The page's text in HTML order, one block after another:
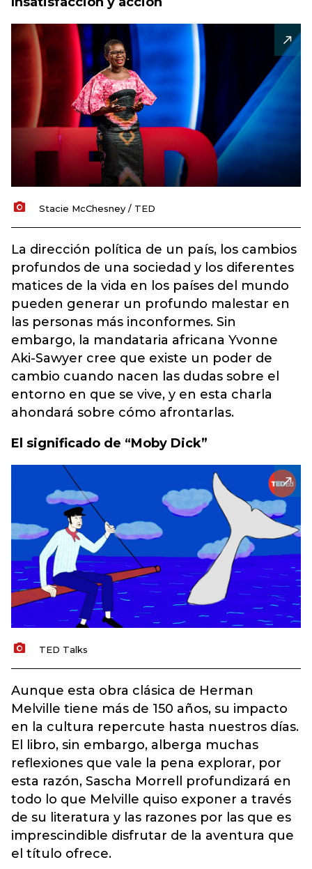
Stacie McChesney / TED
La dirección política de un país, los cambios
profundos de una sociedad y los diferentes
matices de la vida en los países del mundo
pueden generar un profundo malestar en
las personas más inconformes. Sin
embargo, la mandataria africana Yvonne
Aki-Sawyer cree que existe un poder de
cambio cuando nacen las dudas sobre el
entorno en que se vive, y en esta charla
ahondará sobre cómo afrontarlas.
El significado de “Moby Dick”
TED Talks
Aunque esta obra clásica de Herman
Melville tiene más de 150 años, su impacto
en la cultura repercute hasta nuestros días.
El libro, sin embargo, alberga muchas
reflexiones que vale la pena explorar, por
esta razón, Sascha Morrell profundizará en
todo lo que Melville quiso exponer a través
de su literatura y las razones por las que es
imprescindible disfrutar de la aventura que
el título ofrece.